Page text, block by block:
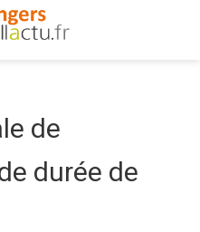
de
durée de